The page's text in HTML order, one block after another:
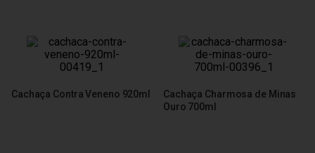
Cachaça Contra Veneno 920ml
Cachaça Charmosa de Minas
Ouro 700ml